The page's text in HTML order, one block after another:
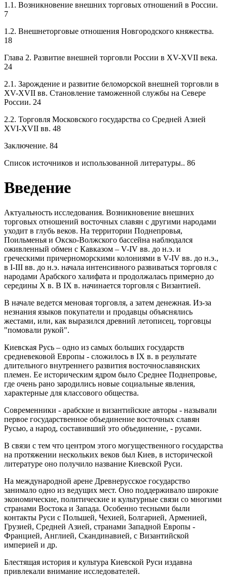
1.1. Возникновение внешних торговых отношений в России.
7
1.2. Внешнеторговые отношения Новгородского княжества.
18
Глава 2. Развитие внешней торговли России в XV-XVII века.
24
2.1. Зарождение и развитие беломорской внешней торговли в
XV-XVII вв. Становление таможенной службы на Севере
России. 24
2.2. Торговля Московского государства со Средней Азией
XVI-XVII вв. 48
Заключение. 84
Список источников и использованной литературы.. 86
Введение
Актуальность исследования. Возникновение внешних
торговых отношений восточных славян с другими народами
уходит в глубь веков. На территории Поднепровья,
Поильменья и Окско-Волжского бассейна наблюдался
оживленный обмен с Кавказом – V-IV вв. до н.э. и
греческими причерноморскими колониями в V-IV вв. до н.э.,
в I-III вв. до н.э. начала интенсивного развиваться торговля с
народами Арабского халифата и продолжалась примерно до
середины X в. В IX в. начинается торговля с Византией.
В начале ведется меновая торговля, а затем денежная. Из-за
незнания языков покупатели и продавцы объяснялись
жестами, или, как выразился древний летописец, торговцы
"помовали рукой".
Киевская Русь – одно из самых больших государств
средневековой Европы - сложилось в IX в. в результате
длительного внутреннего развития восточнославянских
племен. Ее историческим ядром было Среднее Поднепровье,
где очень рано зародились новые социальные явления,
характерные для классового общества.
Современники - арабские и византийские авторы - называли
первое государственное объединение восточных славян
Русью, а народ, составивший это объединение, - русами.
В связи с тем что центром этого могущественного государства
на протяжении нескольких веков был Киев, в исторической
литературе оно получило название Киевской Руси.
На международной арене Древнерусское государство
занимало одно из ведущих мест. Оно поддерживало широкие
экономические, политические и культурные связи со многими
странами Востока и Запада. Особенно тесными были
контакты Руси с Польшей, Чехией, Болгарией, Арменией,
Грузией, Средней Азией, странами Западной Европы -
Францией, Англией, Скандинавией, с Византийской
империей и др.
Блестящая история и культура Киевской Руси издавна
привлекали внимание исследователей.